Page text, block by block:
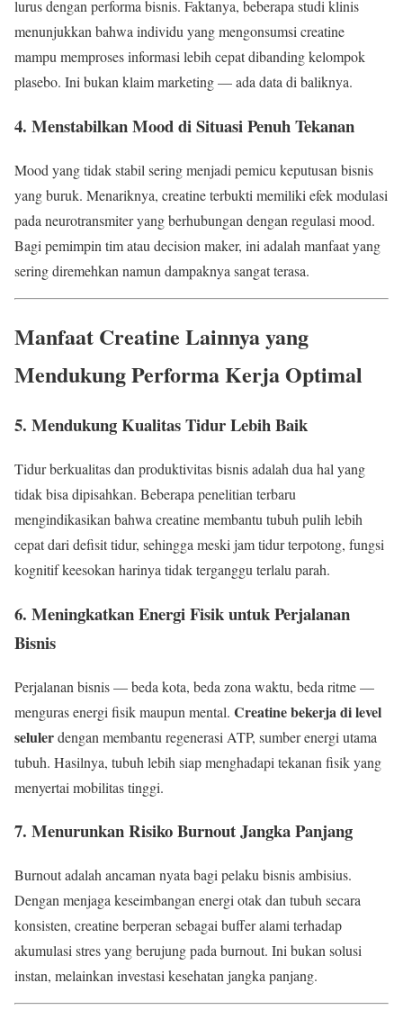
lurus dengan performa bisnis. Faktanya, beberapa studi klinis
menunjukkan bahwa individu yang mengonsumsi creatine
mampu memproses informasi lebih cepat dibanding kelompok
plasebo. Ini bukan klaim marketing — ada data di baliknya.
4. Menstabilkan Mood di Situasi Penuh Tekanan
Mood yang tidak stabil sering menjadi pemicu keputusan bisnis
yang buruk. Menariknya, creatine terbukti memiliki efek modulasi
pada neurotransmiter yang berhubungan dengan regulasi mood.
Bagi pemimpin tim atau decision maker, ini adalah manfaat yang
sering diremehkan namun dampaknya sangat terasa.
Manfaat Creatine Lainnya yang
Mendukung Performa Kerja Optimal
5. Mendukung Kualitas Tidur Lebih Baik
Tidur berkualitas dan produktivitas bisnis adalah dua hal yang
tidak bisa dipisahkan. Beberapa penelitian terbaru
mengindikasikan bahwa creatine membantu tubuh pulih lebih
cepat dari defisit tidur, sehingga meski jam tidur terpotong, fungsi
kognitif keesokan harinya tidak terganggu terlalu parah.
6. Meningkatkan Energi Fisik untuk Perjalanan
Bisnis
Perjalanan bisnis — beda kota, beda zona waktu, beda ritme —
menguras energi fisik maupun mental. Creatine bekerja di level
selulerdengan membantu regenerasi ATP, sumber energi utama
tubuh. Hasilnya, tubuh lebih siap menghadapi tekanan fisik yang
menyertai mobilitas tinggi.
7. Menurunkan Risiko Burnout Jangka Panjang
Burnout adalah ancaman nyata bagi pelaku bisnis ambisius.
Dengan menjaga keseimbangan energi otak dan tubuh secara
konsisten, creatine berperan sebagai buffer alami terhadap
akumulasi stres yang berujung pada burnout. Ini bukan solusi
instan, melainkan investasi kesehatan jangka panjang.